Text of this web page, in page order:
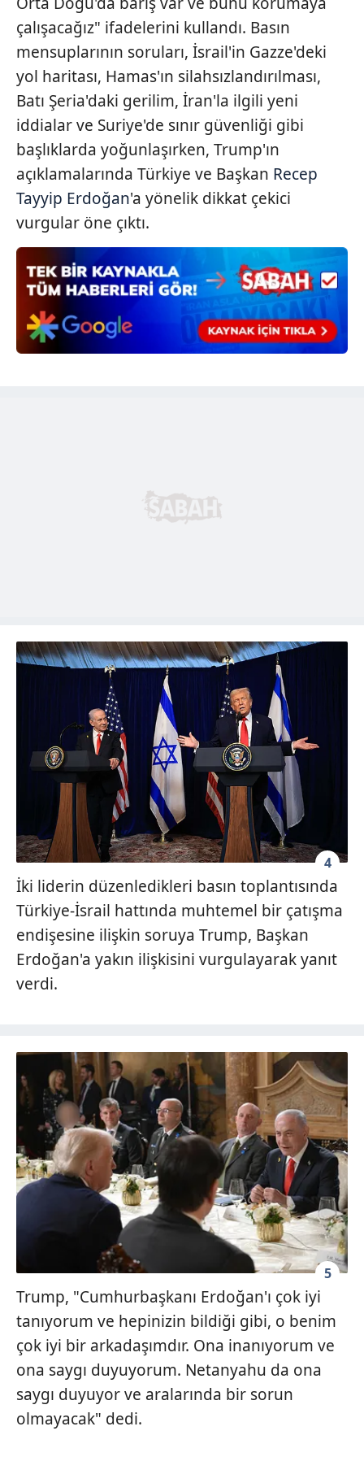
Çerezlere ilişkin tercihlerinizi aşağıda yer alan panel
vasıtasıyla belirleyebilirsiniz. Çerezlere ilişkin detaylı bilgi
için Ayarlar butonuna tıklayabilir, Çerez Bilgilendirme
Metnimiziziyaret edebilirsiniz.
6698 sayılı Kişisel Verilerin Korunması Kanunu uyarınca
hazırlanmış Aydınlatma Metnimizi okumak ve sitemizde
ilgili mevzuata uygun olarak kullanılan çerezlerle ilgili bilgi
almak için lütfen tıklayınız.
çalışacağız" ifadelerini kullandı. Basın
mensuplarının soruları, İsrail'in Gazze'deki
yol haritası, Hamas'ın silahsızlandırılması,
Batı Şeria'daki gerilim, İran'la ilgili yeni
iddialar ve Suriye'de sınır güvenliği gibi
başlıklarda yoğunlaşırken, Trump'ın
açıklamalarında Türkiye ve Başkan Recep
Tayyip Erdoğan'a yönelik dikkat çekici
vurgular öne çıktı.
4
İki liderin düzenledikleri basın toplantısında
Türkiye-İsrail hattında muhtemel bir çatışma
endişesine ilişkin soruya Trump, Başkan
Erdoğan'a yakın ilişkisini vurgulayarak yanıt
verdi.
5
Trump, "Cumhurbaşkanı Erdoğan'ı çok iyi
tanıyorum ve hepinizin bildiği gibi, o benim
çok iyi bir arkadaşımdır. Ona inanıyorum ve
ona saygı duyuyorum. Netanyahu da ona
saygı duyuyor ve aralarında bir sorun
olmayacak" dedi.